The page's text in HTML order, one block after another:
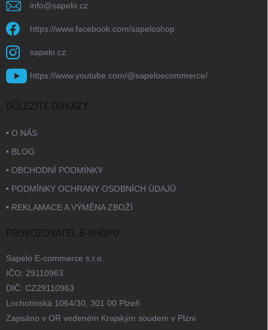
info@sapelo.cz
https://www.facebook.com/sapeloshop
sapelo.cz
https://www.youtube.com/@sapeloecommerce/
DŮLEŽITÉ ODKAZY
• O NÁS
• BLOG
• OBCHODNÍ PODMÍNKY
• PODMÍNKY OCHRANY OSOBNÍCH ÚDAJŮ
• REKLAMACE A VÝMĚNA ZBOŽÍ
PROVOZOVATEL E-SHOPU
Sapelo E-commerce s.r.o.
IČO: 29110963
DIČ: CZ29110963
Lochotínská 1064/30, 301 00 Plzeň
Zapsáno v OR vedeném Krajským soudem v Plzni